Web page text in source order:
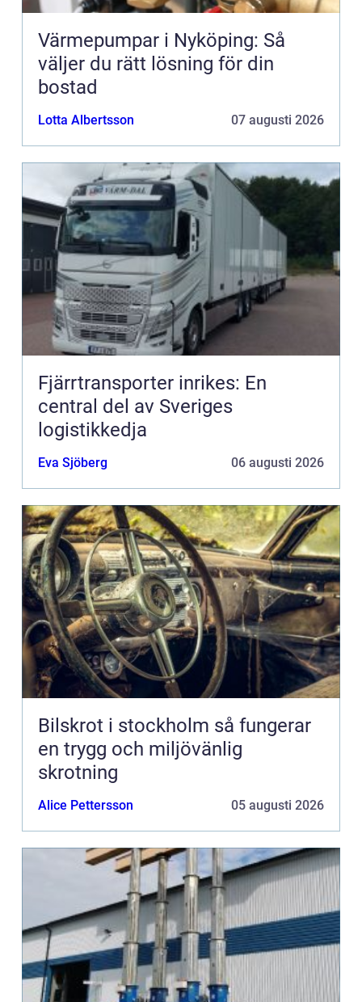
Värmepumpar i Nyköping: Så
väljer du rätt lösning för din
bostad
Lotta Albertsson 07 augusti 2026
Fjärrtransporter inrikes: En
central del av Sveriges
logistikkedja
Eva Sjöberg 06 augusti 2026
Bilskrot i stockholm så fungerar
en trygg och miljövänlig
skrotning
Alice Pettersson 05 augusti 2026